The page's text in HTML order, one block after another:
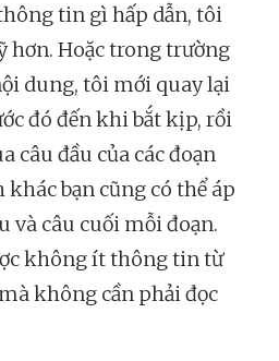
tin gì hấp dẫn, tôi
hơn. Hoặc trong trường
dung, tôi mới quay lại
đó đến khi bắt kịp, rồi
câu đầu của các đoạn
bạn cũng có thể áp
và câu cuối mỗi đoạn.
không ít thông tin từ
không cần phải đọc